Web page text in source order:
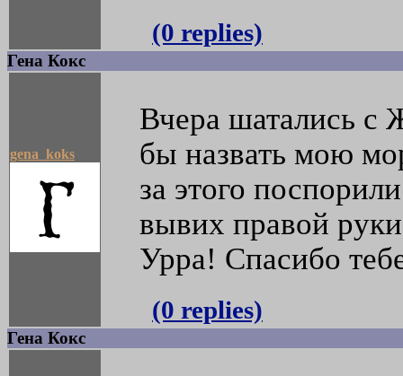
(0 replies)
Гена Кокс
gena_koks
Вчера шатались с
бы назвать мою
за этого
вывих правой
Урра! Спасибо
(0 replies)
Гена Кокс